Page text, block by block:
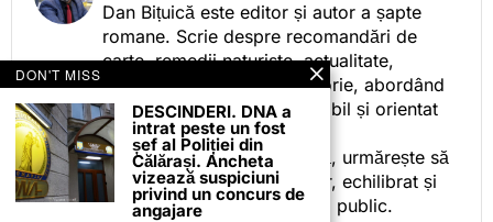
Dan Bițuică este editor și autor a șapte
romane. Scrie despre recomandări de
carte, remedii naturiste, actualitate,
cotidian politic, sport și istorie, abordând
subiectele într-un stil accesibil și orientat
spre informare.
Prin activitatea sa editorială, urmărește să
ofere cititorilor conținut clar, echilibrat și
relevant, adaptat interesului public.
DON'T MISS
DESCINDERI. DNA a
intrat peste un fost
șef al Poliției din
Călărași. Ancheta
vizează suspiciuni
privind un concurs de
angajare